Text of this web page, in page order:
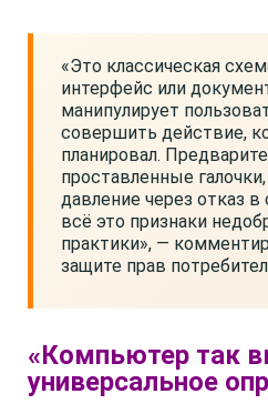
«Это классическая
интерфейс или
манипулирует
совершить действие,
планировал.
проставленные
давление через отказ в
всё это признаки
практики», —
защите прав
«Компьютер так
универсальное